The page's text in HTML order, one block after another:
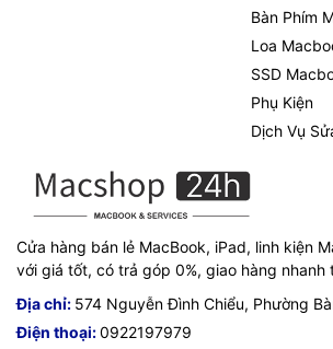
Bàn Phím
Loa
SSD
Phụ Kiện
Dịch Vụ
Cửa hàng bán lẻ MacBook, iPad, linh kiện
với giá tốt, có trả góp 0%, giao hàng nhanh
Địa chỉ: 574 Nguyễn Đình Chiểu, Phường
Điện thoại:0922197979